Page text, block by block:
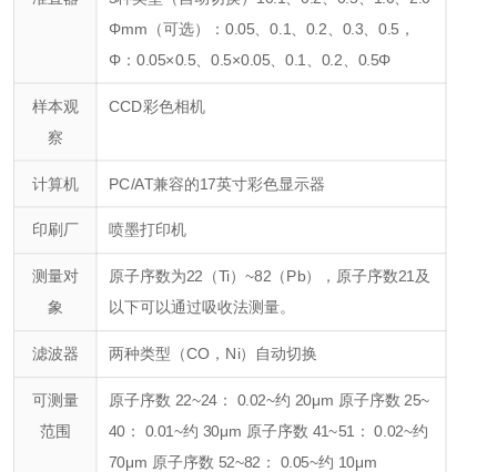
Φmm （可选）：0.05、0.1、0.2、0.3、0.5，
Φ ：0.05×0.5、0.5×0.05、0.1、0.2、0.5Φ
样本观
察
CCD彩色相机
计算机 PC/AT兼容的17英寸彩色显示器
印刷厂 喷墨打印机
测量对
象
原子序数为22（Ti）~82（Pb），原子序数21及
以下可以通过吸收法测量。
滤波器 两种类型（CO，Ni）自动切换
可测量
范围
原子序数 22~24： 0.02~约 20μm 原子序数 25~
40： 0.01~约 30μm 原子序数 41~51： 0.02~约
70μm 原子序数 52~82： 0.05~约 10μm